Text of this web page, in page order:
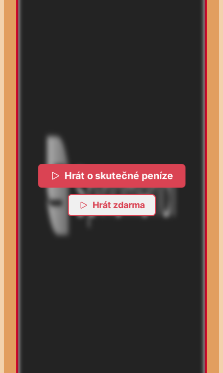
Hrát o skutečné peníze
Hrát zdarma